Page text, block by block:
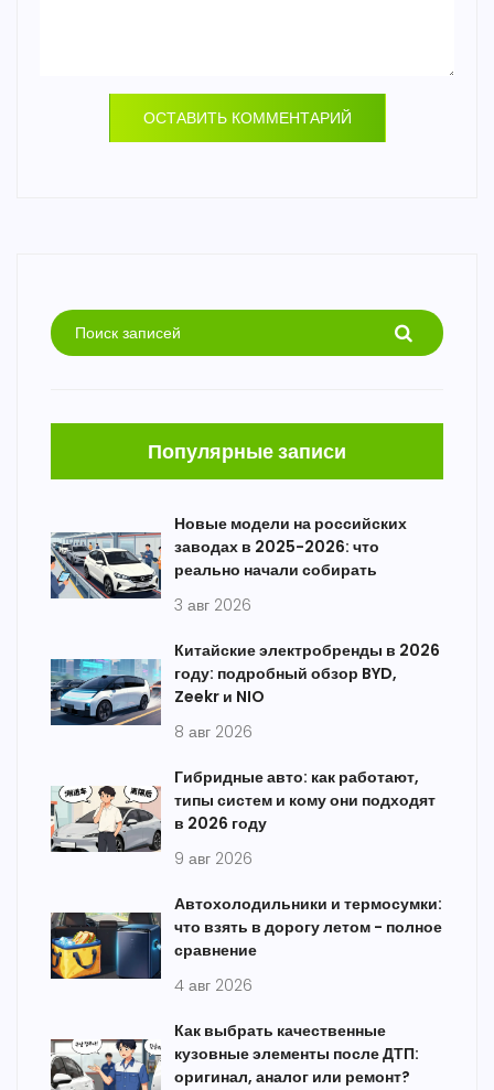
ОСТАВИТЬ КОММЕНТАРИЙ
Популярные записи
Новые модели на российских
заводах в 2025-2026: что
реально начали собирать
3 авг 2026
Китайские электробренды в 2026
году: подробный обзор BYD,
Zeekr и NIO
8 авг 2026
Гибридные авто: как работают,
типы систем и кому они подходят
в 2026 году
9 авг 2026
Автохолодильники и термосумки:
что взять в дорогу летом - полное
сравнение
4 авг 2026
Как выбрать качественные
кузовные элементы после ДТП:
оригинал, аналог или ремонт?